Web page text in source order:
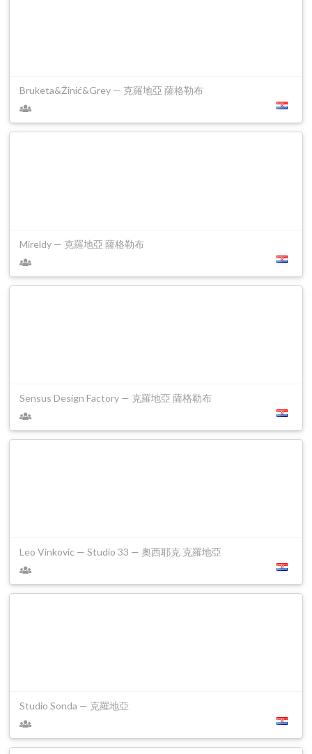
Bruketa&Žinić&Grey — 克羅地亞 薩格勒布
Mireldy — 克羅地亞 薩格勒布
Sensus Design Factory — 克羅地亞 薩格勒布
Leo Vinkovic — Studio 33 — 奧西耶克 克羅地亞
Studio Sonda — 克羅地亞